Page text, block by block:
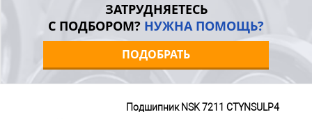
ЗАТРУДНЯЕТЕСЬ
С ПОДБОРОМ? НУЖНА ПОМОЩЬ?
ПОДОБРАТЬ
Подшипник NSK 7211 CTYNSULP4